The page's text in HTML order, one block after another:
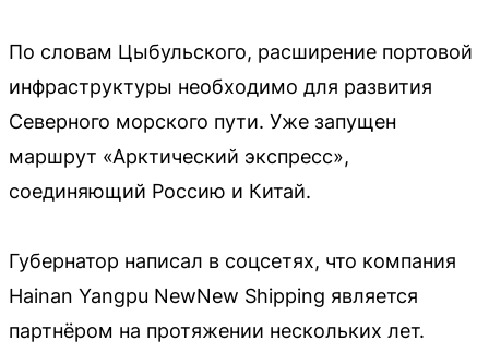
По словам Цыбульского, расширение портовой
инфраструктуры необходимо для развития
Северного морского пути. Уже запущен
маршрут «Арктический экспресс»,
соединяющий Россию и Китай.
Губернатор написал в соцсетях, что компания
Hainan Yangpu NewNew Shipping является
партнёром на протяжении нескольких лет.